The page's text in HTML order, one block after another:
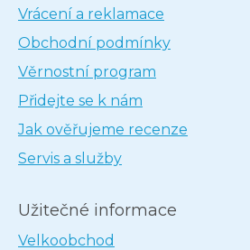
Vrácení a reklamace
Obchodní podmínky
Věrnostní program
Přidejte se k nám
Jak ověřujeme recenze
Servis a služby
Užitečné informace
Velkoobchod